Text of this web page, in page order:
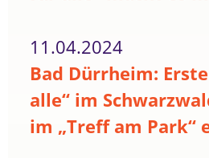
11.04.2024
Bad Dürrheim:
alle“ im
im „Treff am Park“